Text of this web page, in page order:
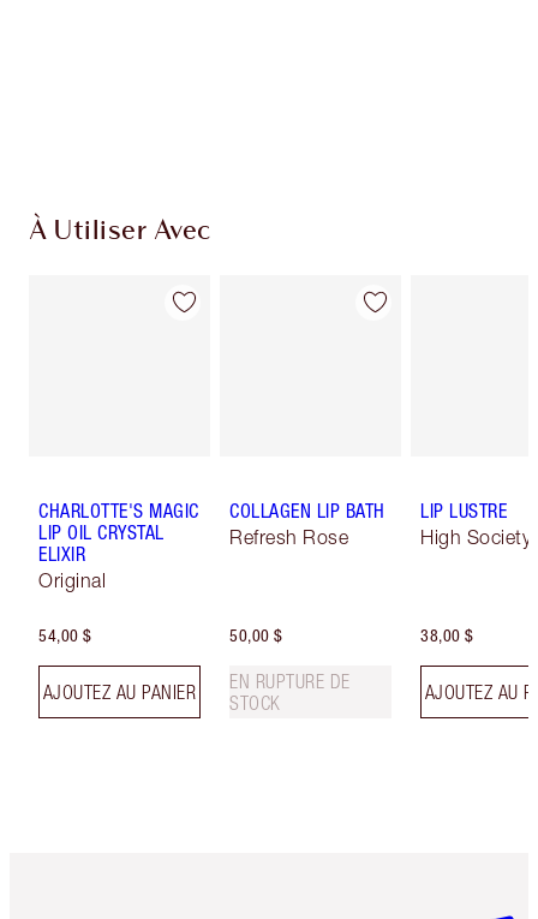
À Utiliser Avec
CHARLOTTE'S MAGIC
LIP OIL CRYSTAL
ELIXIR
Original
54,00 $
AJOUTEZ AU PANIER
COLLAGEN LIP BATH
Refresh Rose
50,00 $
EN RUPTURE DE
STOCK
LIP LUSTRE
High Society
38,00 $
AJOUTEZ AU